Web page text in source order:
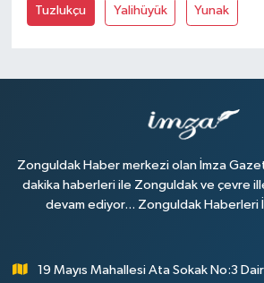
Tuzlukçu Yalihüyük Yunak
Zonguldak Haber merkezi olan İmza
dakika haberleri ile Zonguldak ve çevre
devam ediyor... Zonguldak Haberleri
19 Mayıs Mahallesi Ata Sokak No:3